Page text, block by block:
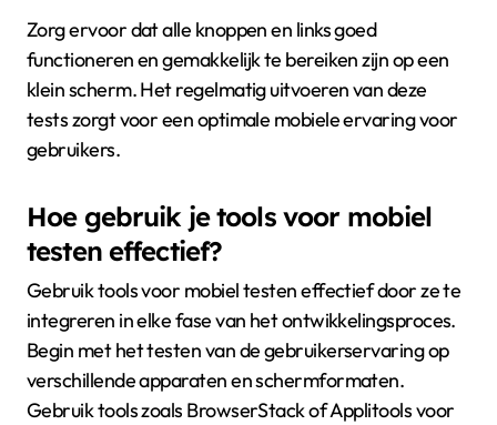
Zorg ervoor dat alle knoppen en links goed
functioneren en gemakkelijk te bereiken zijn op een
klein scherm. Het regelmatig uitvoeren van deze
tests zorgt voor een optimale mobiele ervaring voor
gebruikers.
Hoe gebruik je tools voor mobiel
testen effectief?
Gebruik tools voor mobiel testen effectief door ze te
integreren in elke fase van het ontwikkelingsproces.
Begin met het testen van de gebruikerservaring op
verschillende apparaten en schermformaten.
Gebruik tools zoals BrowserStack of Applitools voor